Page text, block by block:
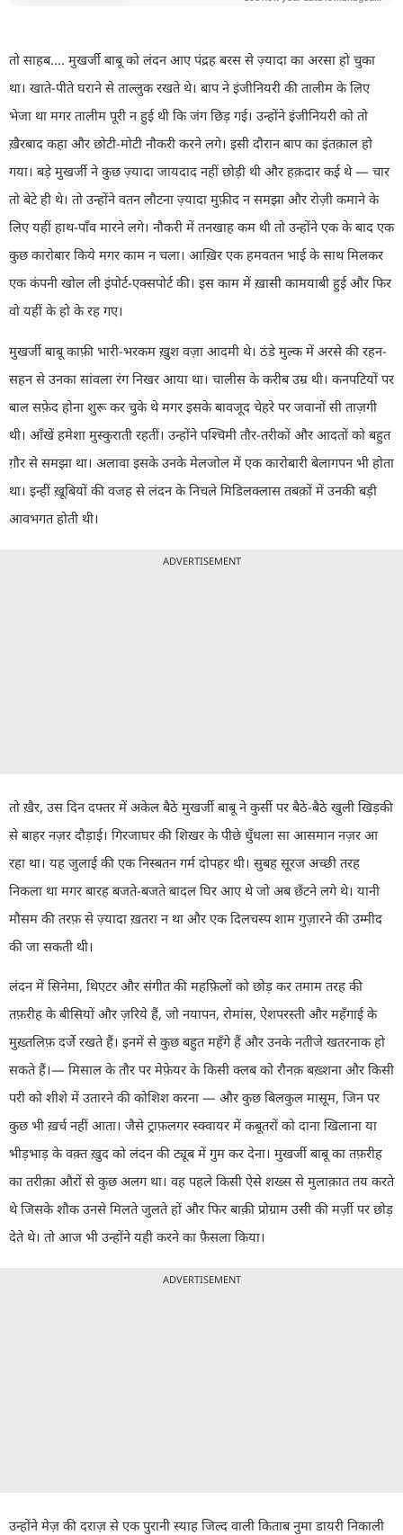
तो साहब.... मुखर्जी बाबू को लंदन आए पंद्रह बरस से ज़्यादा का अरसा हो चुका
था। खाते-पीते घराने से ताल्लुक रखते थे। बाप ने इंजीनियरी की तालीम के लिए
भेजा था मगर तालीम पूरी न हुई थी कि जंग छिड़ गई। उन्होंने इंजीनियरी को तो
ख़ैरबाद कहा और छोटी-मोटी नौकरी करने लगे। इसी दौरान बाप का इंतक़ाल हो
गया। बड़े मुखर्जी ने कुछ ज़्यादा जायदाद नहीं छोड़ी थी और हक़दार कई थे— चार
तो बेटे ही थे। तो उन्होंने वतन लौटना ज़्यादा मुफ़ीद न समझा और रोज़ी कमाने के
लिए यहीं हाथ-पाँव मारने लगे। नौकरी में तनखाह कम थी तो उन्होंने एक के बाद एक
कुछ कारोबार किये मगर काम न चला। आख़िर एक हमवतन भाई के साथ मिलकर
एक कंपनी खोल ली इंपोर्ट-एक्सपोर्ट की। इस काम में ख़ासी कामयाबी हुई और फिर
वो यहीं के हो के रह गए।
मुखर्जी बाबू काफ़ी भारी-भरकम ख़ुश वज़ा आदमी थे। ठंडे मुल्क में अरसे की रहन-
सहन से उनका सांवला रंग निखर आया था। चालीस के करीब उम्र थी। कनपटियों पर
बाल सफ़ेद होना शुरू कर चुके थे मगर इसके बावजूद चेहरे पर जवानों सी ताज़गी
थी। आँखें हमेशा मुस्कुराती रहतीं। उन्होंने पश्चिमी तौर-तरीकों और आदतों को बहुत
ग़ौर से समझा था। अलावा इसके उनके मेलजोल में एक कारोबारी बेलागपन भी होता
था। इन्हीं ख़ूबियों की वजह से लंदन के निचले मिडिलक्लास तबक़ों में उनकी बड़ी
आवभगत होती थी।
ADVERTISEMENT
तो ख़ैर, उस दिन दफ्तर में अकेल बैठे मुखर्जी बाबू ने कुर्सी पर बैठे-बैठे खुली खिड़की
से बाहर नज़र दौड़ाई। गिरजाघर की शिखर के पीछे धुँधला सा आसमान नज़र आ
रहा था। यह जुलाई की एक निस्बतन गर्म दोपहर थी। सुबह सूरज अच्छी तरह
निकला था मगर बारह बजते-बजते बादल घिर आए थे जो अब छँटने लगे थे। यानी
मौसम की तरफ़ से ज़्यादा ख़तरा न था और एक दिलचस्प शाम गुज़ारने की उम्मीद
की जा सकती थी।
लंदन में सिनेमा, थिएटर और संगीत की महफ़िलों को छोड़ कर तमाम तरह की
तफ़रीह के बीसियों और ज़रिये हैं, जो नयापन, रोमांस, ऐशपरस्ती और महँगाई के
मुख़्तलिफ़ दर्जे रखते हैं। इनमें से कुछ बहुत महँगे हैं और उनके नतीजे खतरनाक हो
सकते हैं।— मिसाल के तौर पर मेफ़ेयर के किसी क्लब को रौनक़ बख़्शना और किसी
परी को शीशे में उतारने की कोशिश करना — और कुछ बिलकुल मासूम, जिन पर
कुछ भी ख़र्च नहीं आता। जैसे ट्राफ़लगर स्क्वायर में कबूतरों को दाना खिलाना या
भीड़भाड़ के वक़्त ख़ुद को लंदन की ट्यूब में गुम कर देना। मुखर्जी बाबू का तफ़रीह
का तरीक़ा औरों से कुछ अलग था। वह पहले किसी ऐसे शख्स से मुलाक़ात तय करते
थे जिसके शौक उनसे मिलते जुलते हों और फिर बाक़ी प्रोग्राम उसी की मर्ज़ी पर छोड़
देते थे। तो आज भी उन्होंने यही करने का फ़ैसला किया।
ADVERTISEMENT
उन्होंने मेज़ की दराज़ से एक पुरानी स्याह जिल्द वाली किताब नुमा डायरी निकाली